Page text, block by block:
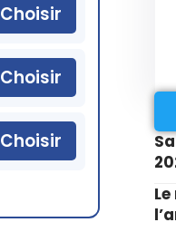
Choisir
Choisir
Choisir